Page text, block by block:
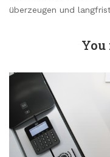
überzeugen und
You